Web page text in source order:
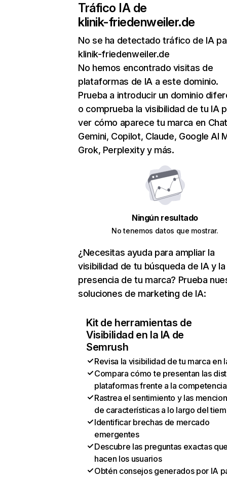
Tráfico IA de
klinik-friedenweiler.de
No se ha detectado tráfico de IA
klinik-friedenweiler.de
No hemos encontrado visitas de
plataformas de IA a este dominio.
Prueba a introducir un dominio
o comprueba la visibilidad de tu IA
ver cómo aparece tu marca en
Gemini, Copilot, Claude, Google AI
Grok, Perplexity y más.
Ningún resultado
No tenemos datos que mostrar.
¿Necesitas ayuda para ampliar la
visibilidad de tu búsqueda de IA y la
presencia de tu marca? Prueba
soluciones de marketing de IA:
Kit de herramientas de
Visibilidad en la IA de
Semrush
Revisa la visibilidad de tu marca en
Compara cómo te presentan las
plataformas frente a la competencia
Rastrea el sentimiento y las
de características a lo largo del
Identificar brechas de mercado
emergentes
Descubre las preguntas exactas
hacen los usuarios
Obtén consejos generados por IA